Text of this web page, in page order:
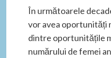
În următoarele
vor avea oportunități
dintre oportunitățile
numărului de femei